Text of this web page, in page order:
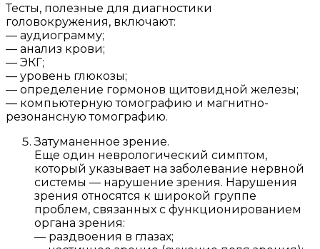
Тесты, полезные для диагностики
головокружения, включают:
— аудиограмму;
— анализ крови;
— ЭКГ;
— уровень глюкозы;
— определение гормонов щитовидной железы;
— компьютерную томографию и магнитно-
резонансную томографию.
Затуманенное зрение.
Еще один неврологический симптом,
который указывает на заболевание нервной
системы — нарушение зрения. Нарушения
зрения относятся к широкой группе
проблем, связанных с функционированием
органа зрения:
— раздвоения в глазах;